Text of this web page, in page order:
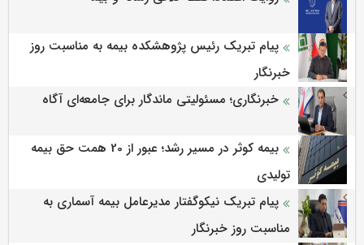
پیام تبریک رئیس پژوهشکده بیمه به مناسبت روز
خبرنگار
خبرنگاری؛ مسئولیتی ماندگار برای جامعه‌ای آگاه
بیمه کوثر در مسیر رشد؛ عبور از 20 همت حق بیمه
تولیدی
پیام تبریک نیکوگفتار مدیرعامل بیمه آسماری به
مناسبت روز خبرنگار